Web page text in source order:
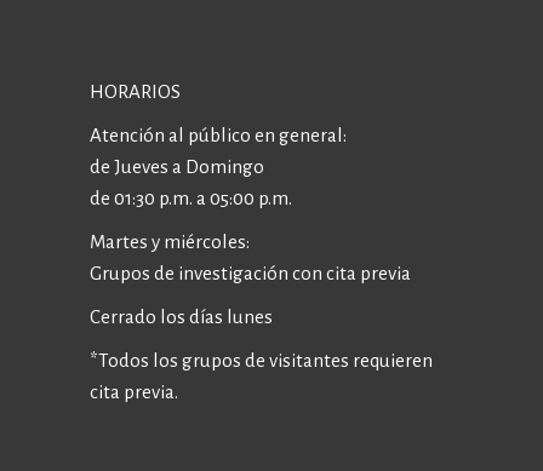
HORARIOS
Atención al público en general:
de Jueves a Domingo
de 01:30 p.m. a 05:00 p.m.
Martes y miércoles:
Grupos de investigación con cita previa
Cerrado los días lunes
*Todos los grupos de visitantes requieren
cita previa.